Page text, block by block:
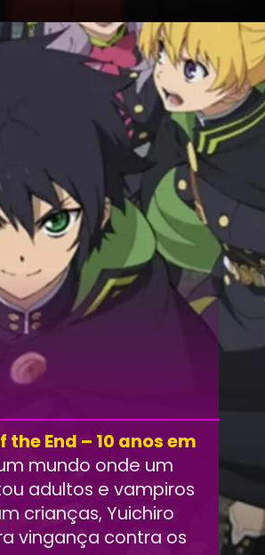
the End – 10 anos em
mundo onde um
adultos e vampiros
crianças, Yuichiro
vingança contra os